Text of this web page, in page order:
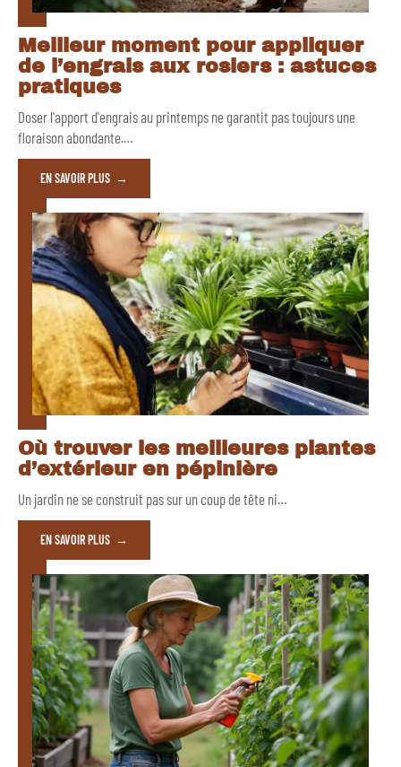
Meilleur moment pour appliquer
de l’engrais aux rosiers : astuces
pratiques
Doser l'apport d'engrais au printemps ne garantit pas toujours une
floraison abondante.…
EN SAVOIR PLUS
Où trouver les meilleures plantes
d’extérieur en pépinière
Un jardin ne se construit pas sur un coup de tête ni…
EN SAVOIR PLUS